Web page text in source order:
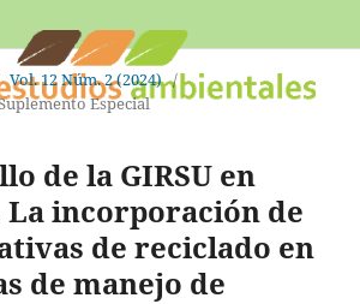
Vol. 12 Núm. 2 (2024) /
Especial
de la GIRSU en
incorporación de
de reciclado en
de manejo de